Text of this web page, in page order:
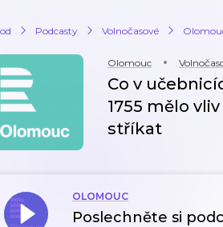
Podcasty Volnočasové
Olomouc
Co v
1755 mělo
stříkat
OLOMOUC
Poslechněte si